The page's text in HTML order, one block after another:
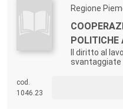
Regione
POLITICHE
Il diritto al
svantaggiate
cod.
1046.23